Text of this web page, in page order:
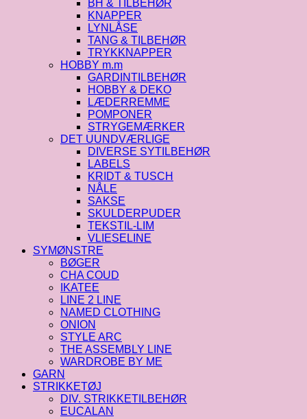
BH & TILBEHØR
KNAPPER
LYNLÅSE
TANG & TILBEHØR
TRYKKNAPPER
HOBBY m.m
GARDINTILBEHØR
HOBBY & DEKO
LÆDERREMME
POMPONER
STRYGEMÆRKER
DET UUNDVÆRLIGE
DIVERSE SYTILBEHØR
LABELS
KRIDT & TUSCH
NÅLE
SAKSE
SKULDERPUDER
TEKSTIL-LIM
VLIESELINE
SYMØNSTRE
BØGER
CHA COUD
IKATEE
LINE 2 LINE
NAMED CLOTHING
ONION
STYLE ARC
THE ASSEMBLY LINE
WARDROBE BY ME
GARN
STRIKKETØJ
DIV. STRIKKETILBEHØR
EUCALAN